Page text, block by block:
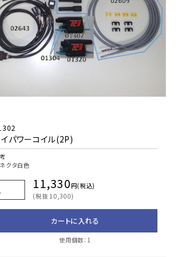
パワーコイル(2P)
クタ白色
11,330円(税込)
(税抜 10,300)
カートに入れる
使用個数：1